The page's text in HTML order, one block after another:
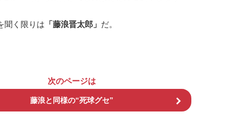
聞く限りは 「藤浪晋太郎」 だ。
次のページは
藤浪と同様の“死球グセ”